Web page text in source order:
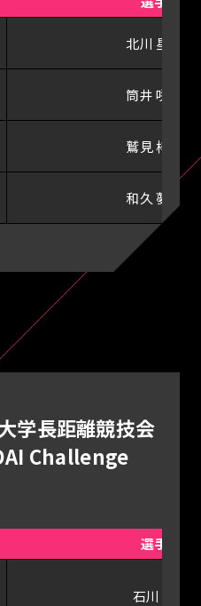
北川 星瑠
筒井 咲帆
鷲見 梓沙
和久 夢来
学長距離競技会
Challenge
選手
石川 蘭